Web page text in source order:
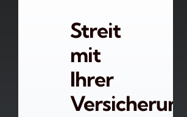
Streit
mit
Ihrer
Versicherung?